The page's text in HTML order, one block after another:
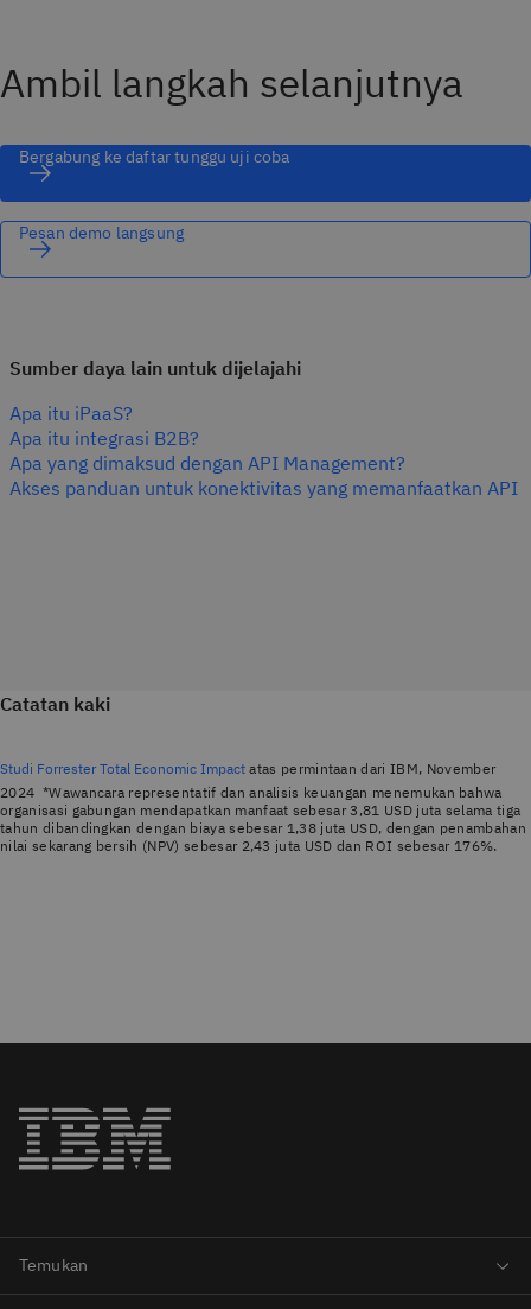
Ambil langkah selanjutnya
Bergabung ke daftar tunggu uji coba
Pesan demo langsung
Sumber daya lain untuk dijelajahi
Apa itu iPaaS?
Apa itu integrasi B2B?
Apa yang dimaksud dengan API Management?
Akses panduan untuk konektivitas yang memanfaatkan API
Catatan kaki
Studi Forrester Total Economic Impact atas permintaan dari IBM, November
2024 *Wawancara representatif dan analisis keuangan menemukan bahwa
organisasi gabungan mendapatkan manfaat sebesar 3,81 USD juta selama tiga
tahun dibandingkan dengan biaya sebesar 1,38 juta USD, dengan penambahan
nilai sekarang bersih (NPV) sebesar 2,43 juta USD dan ROI sebesar 176%.